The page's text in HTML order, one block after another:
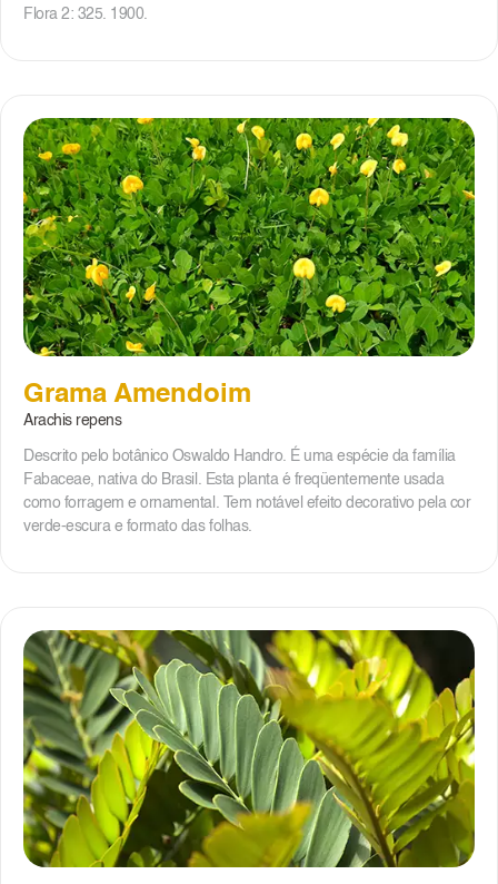
Flora 2: 325. 1900.
Grama Amendoim
Arachis repens
Descrito pelo botânico Oswaldo Handro. É uma espécie da família
Fabaceae, nativa do Brasil. Esta planta é freqüentemente usada
como forragem e ornamental. Tem notável efeito decorativo pela cor
verde-escura e formato das folhas.